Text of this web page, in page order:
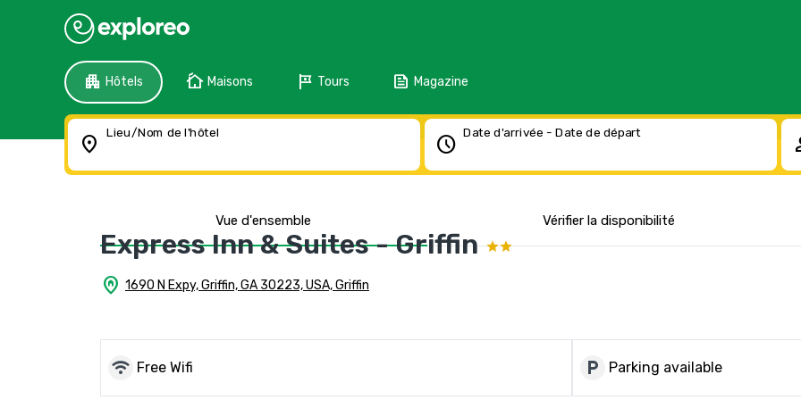
apartment Hôtels cottage Maisons tour Tours feed Magazine
location_on Lieu/Nom de l'hôtel schedule Date d'arrivée - Date de départ
Vue d'ensemble Vérifier la disponibilité
Express Inn & Suites - Griffin
home_pin 1690 N Expy, Griffin, GA 30223, USA, Griffin
wifi Free Wifi local_parking Parking available